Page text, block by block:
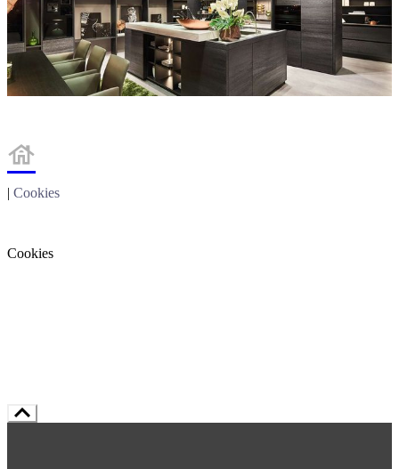

| Cookies
Cookies